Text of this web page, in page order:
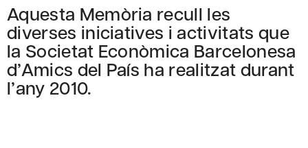
Aquesta Memòria recull les
diverses iniciatives i activitats que
la Societat Econòmica Barcelonesa
d’Amics del País ha realitzat durant
l’any 2010.